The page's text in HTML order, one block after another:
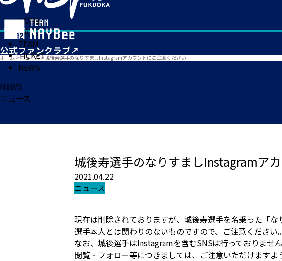
HOME
MATCH
TEAM
TICKET
NEWS
ホーム > ニュース> 城後寿選手のなりすましInstagramアカウントにご注意ください
NEWS
ニュース
城後寿選手のなりすましInstagramア
2021.04.22
ニュース
現在は削除されておりますが、城後寿選手を名乗った「
選手本人とは関わりのないものですので、ご注意ください。
なお、城後選手はInstagramを含むSNSは行っておりません
閲覧・フォロー等につきましては、ご注意いただけますよ